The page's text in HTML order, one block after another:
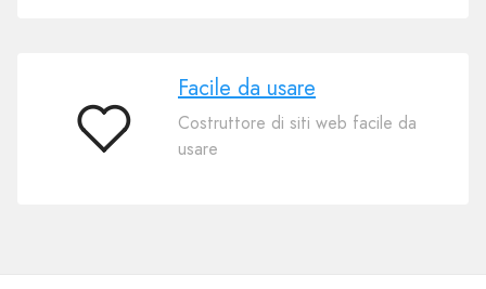
Facile
Facile da usare
Costruttore di siti web facile da
usare